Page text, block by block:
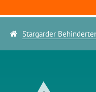
Stargarder